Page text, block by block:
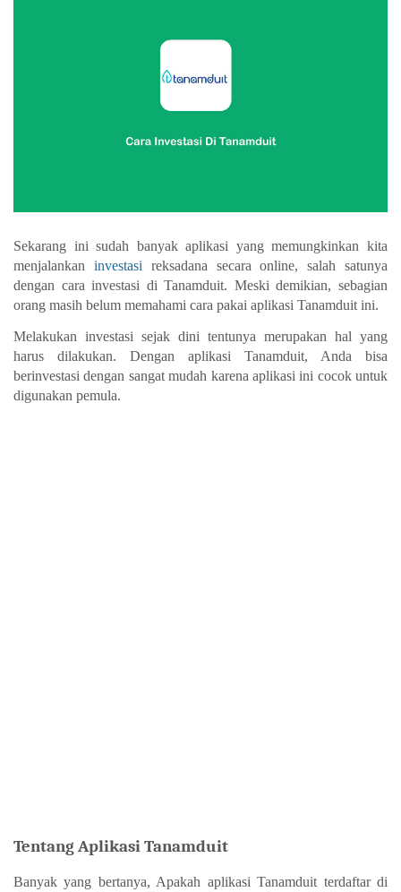
Sekarang ini sudah banyak aplikasi yang memungkinkan kita
menjalankan investasi reksadana secara online, salah satunya
dengan cara investasi di Tanamduit. Meski demikian, sebagian
orang masih belum memahami cara pakai aplikasi Tanamduit ini.
Melakukan investasi sejak dini tentunya merupakan hal yang
harus dilakukan. Dengan aplikasi Tanamduit, Anda bisa
berinvestasi dengan sangat mudah karena aplikasi ini cocok untuk
digunakan pemula.
Tentang Aplikasi Tanamduit
Banyak yang bertanya, Apakah aplikasi Tanamduit terdaftar di